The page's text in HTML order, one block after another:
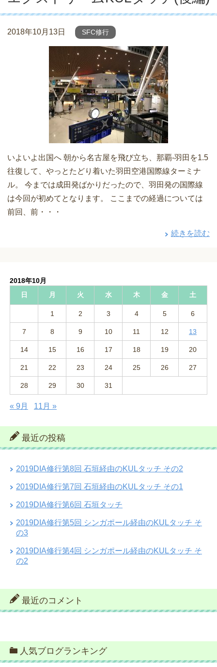
2018年10月13日 SFC修行
いよいよ出国へ 朝から名古屋を飛び立ち、那覇-羽田を1.5
往復して、やっとたどり着いた羽田空港国際線ターミナ
ル。 今までは成田発ばかりだったので、羽田発の国際線
は今回が初めてとなります。 ここまでの経過については
前回、前・・・
続きを読む
2018年10月
日
月 火 水 木 金 土
1 2 3 4 5 6
7 8 9 10 11 12 13
14 15 16 17 18 19 20
21 22 23 24 25 26 27
28 29 30 31
« 9月 11月 »
最近の投稿
2019DIA修行第8回 石垣経由のKULタッチ その2
2019DIA修行第7回 石垣経由のKULタッチ その1
2019DIA修行第6回 石垣タッチ
2019DIA修行第5回 シンガポール経由のKULタッチ そ
の3
2019DIA修行第4回 シンガポール経由のKULタッチ そ
の2
最近のコメント
人気ブログランキング